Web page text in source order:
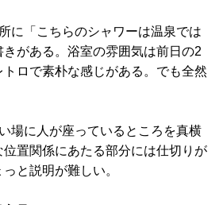
に「こちらのシャワーは温泉では
がある。浴室の雰囲気は前日の2
ロで素朴な感じがある。でも全然
場に人が座っているところを真横
置関係にあたる部分には仕切りが
と説明が難しい。